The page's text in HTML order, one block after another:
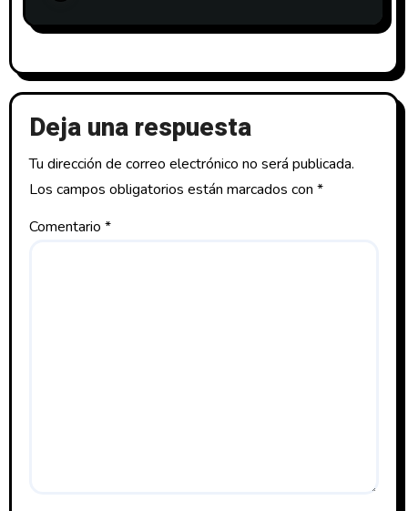
Deja una respuesta
Tu dirección de correo electrónico no será publicada.
Los campos obligatorios están marcados con *
Comentario *